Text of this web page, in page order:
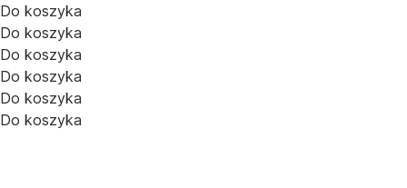
Do koszyka
Do koszyka
Do koszyka
Do koszyka
Do koszyka
Do koszyka